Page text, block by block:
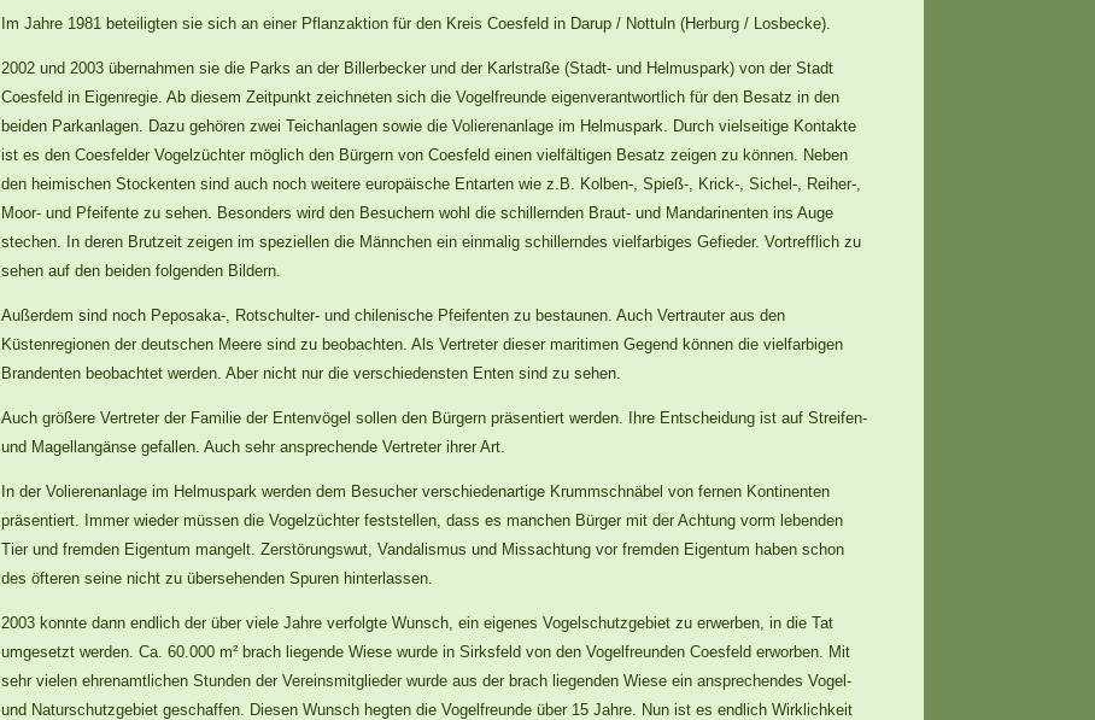
Im Jahre 1981 beteiligten sie sich an einer Pflanzaktion für den Kreis Coesfeld in Darup / Nottuln (Herburg / Losbecke).
2002 und 2003 übernahmen sie die Parks an der Billerbecker und der Karlstraße (Stadt- und Helmuspark) von der Stadt
Coesfeld in Eigenregie. Ab diesem Zeitpunkt zeichneten sich die Vogelfreunde eigenverantwortlich für den Besatz in den
beiden Parkanlagen. Dazu gehören zwei Teichanlagen sowie die Volierenanlage im Helmuspark. Durch vielseitige Kontakte
ist es den Coesfelder Vogelzüchter möglich den Bürgern von Coesfeld einen vielfältigen Besatz zeigen zu können. Neben
den heimischen Stockenten sind auch noch weitere europäische Entarten wie z.B. Kolben-, Spieß-, Krick-, Sichel-, Reiher-,
Moor- und Pfeifente zu sehen. Besonders wird den Besuchern wohl die schillernden Braut- und Mandarinenten ins Auge
stechen. In deren Brutzeit zeigen im speziellen die Männchen ein einmalig schillerndes vielfarbiges Gefieder. Vortrefflich zu
sehen auf den beiden folgenden Bildern.
Außerdem sind noch Peposaka-, Rotschulter- und chilenische Pfeifenten zu bestaunen. Auch Vertrauter aus den
Küstenregionen der deutschen Meere sind zu beobachten. Als Vertreter dieser maritimen Gegend können die vielfarbigen
Brandenten beobachtet werden. Aber nicht nur die verschiedensten Enten sind zu sehen.
Auch größere Vertreter der Familie der Entenvögel sollen den Bürgern präsentiert werden. Ihre Entscheidung ist auf Streifen-
und Magellangänse gefallen. Auch sehr ansprechende Vertreter ihrer Art.
In der Volierenanlage im Helmuspark werden dem Besucher verschiedenartige Krummschnäbel von fernen Kontinenten
präsentiert. Immer wieder müssen die Vogelzüchter feststellen, dass es manchen Bürger mit der Achtung vorm lebenden
Tier und fremden Eigentum mangelt. Zerstörungswut, Vandalismus und Missachtung vor fremden Eigentum haben schon
des öfteren seine nicht zu übersehenden Spuren hinterlassen.
2003 konnte dann endlich der über viele Jahre verfolgte Wunsch, ein eigenes Vogelschutzgebiet zu erwerben, in die Tat
umgesetzt werden. Ca. 60.000 m² brach liegende Wiese wurde in Sirksfeld von den Vogelfreunden Coesfeld erworben. Mit
sehr vielen ehrenamtlichen Stunden der Vereinsmitglieder wurde aus der brach liegenden Wiese ein ansprechendes Vogel-
und Naturschutzgebiet geschaffen. Diesen Wunsch hegten die Vogelfreunde über 15 Jahre. Nun ist es endlich Wirklichkeit